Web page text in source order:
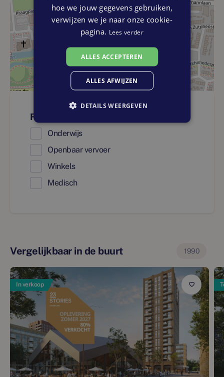
Faciliteiten
Onderwijs
Openbaar vervoer
Winkels
Medisch
Vergelijkbaar in de buurt 1990
In verkoop
hoe we jouw gegevens gebruiken,
verwijzen we je naar onze cookie-
pagina. Lees verder
ALLES ACCEPTEREN
ALLES AFWIJZEN
DETAILS WEERGEVEN